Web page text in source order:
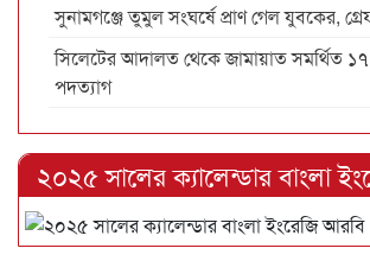
সুনামগঞ্জে তুমুল সংঘর্ষে প্রাণ গেল যুবকের,
সিলেটের আদালত থেকে জামায়াত সমর্থিত
পদত্যাগ
২০২৫ সালের ক্যালেন্ডার বাংলা